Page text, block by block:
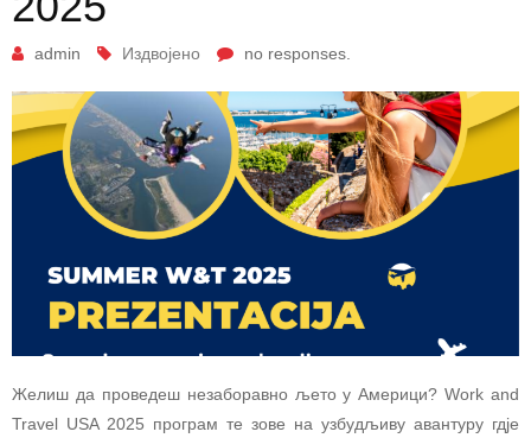
admin Издвојено no responses.
Желиш да проведеш незаборавно љето у Америци? Work and
Travel USA 2025 програм те зове на узбудљиву авантуру гдје